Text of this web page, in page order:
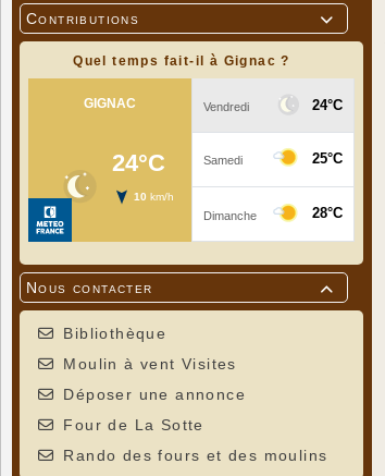

Contributions
Quel temps fait-il à Gignac ?

Nous contacter
Bibliothèque
Moulin à vent Visites
Déposer une annonce
Four de La Sotte
Rando des fours et des moulins